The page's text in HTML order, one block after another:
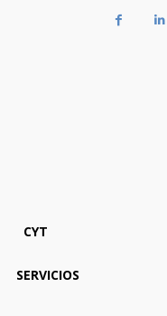
CYT
SERVICIOS